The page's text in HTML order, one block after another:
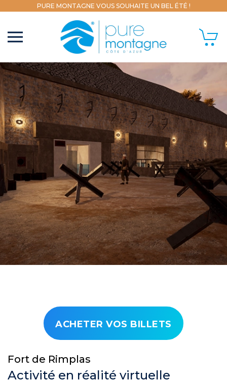
PURE MONTAGNE VOUS SOUHAITE UN BEL ÉTÉ !
ACHETER VOS BILLETS
Fort de Rimplas
Activité en réalité virtuelle